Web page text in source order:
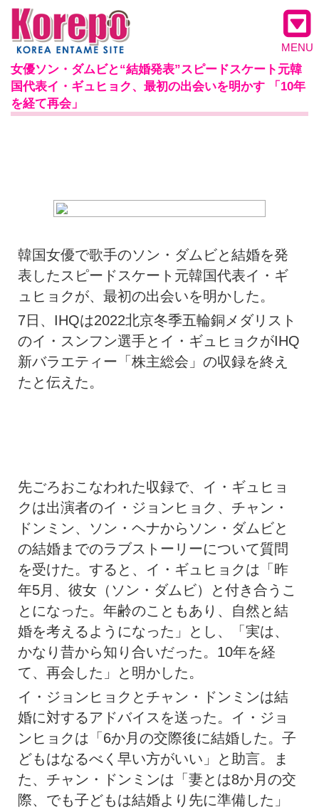
MENU
女優ソン・ダムビと“結婚発表”スピードスケート元韓
国代表イ・ギュヒョク、最初の出会いを明かす 「10年
を経て再会」
韓国女優で歌手のソン・ダムビと結婚を発
表したスピードスケート元韓国代表イ・ギ
ュヒョクが、最初の出会いを明かした。
7日、IHQは2022北京冬季五輪銅メダリスト
のイ・スンフン選手とイ・ギュヒョクがIHQ
新バラエティー「株主総会」の収録を終え
たと伝えた。
先ごろおこなわれた収録で、イ・ギュヒョ
クは出演者のイ・ジョンヒョク、チャン・
ドンミン、ソン・ヘナからソン・ダムビと
の結婚までのラブストーリーについて質問
を受けた。すると、イ・ギュヒョクは「昨
年5月、彼女（ソン・ダムビ）と付き合うこ
とになった。年齢のこともあり、自然と結
婚を考えるようになった」とし、「実は、
かなり昔から知り合いだった。10年を経
て、再会した」と明かした。
イ・ジョンヒョクとチャン・ドンミンは結
婚に対するアドバイスを送った。イ・ジョ
ンヒョクは「6か月の交際後に結婚した。子
どもはなるべく早い方がいい」と助言。ま
た、チャン・ドンミンは「妻とは8か月の交
際、でも子どもは結婚より先に準備した」